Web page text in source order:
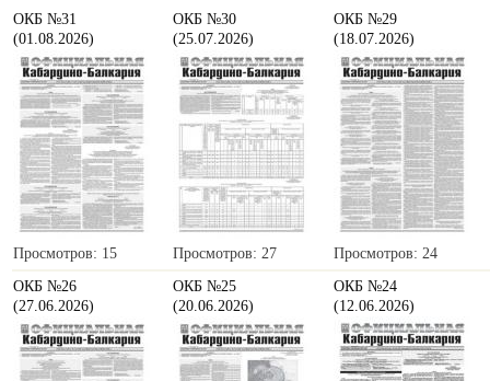
ОКБ №31
(01.08.2026)
Просмотров: 15
ОКБ №30
(25.07.2026)
Просмотров: 27
ОКБ №29
(18.07.2026)
Просмотров: 24
ОКБ №26
(27.06.2026)
ОКБ №25
(20.06.2026)
ОКБ №24
(12.06.2026)